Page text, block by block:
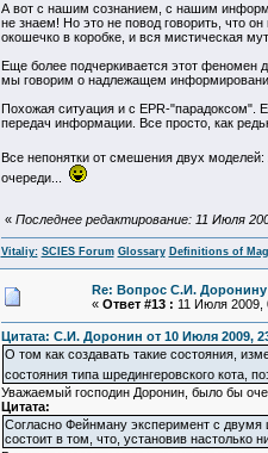
А вот с нашим сознанием, с нашим
не знаем! Но это не повод говорить, что
окошечко в коробке, и вся мистическая
Еще более подчеркивается этот феномен
мы говорим о надлежащем
Похожая ситуация и с EPR-
передач информации. Все просто, как
Все непонятки от смешения двух
очереди...
« Последнее редактирование: 11 Июля
Vitaliy: SCIES Forum Glossary Definitions of
Re: Вопрос С.И. Доронину
« Ответ #13 : 11 Июля 2009,
Цитата: С.И. Доронин от 10 Июля 2009,
О том как создавать такие состояния,
состояния типа шредингеровского кота,
Уважаемый господин Доронин, было бы
Цитата:
Согласно Фейнману эксперимент с двумя
состоит в том, что, установив настолько